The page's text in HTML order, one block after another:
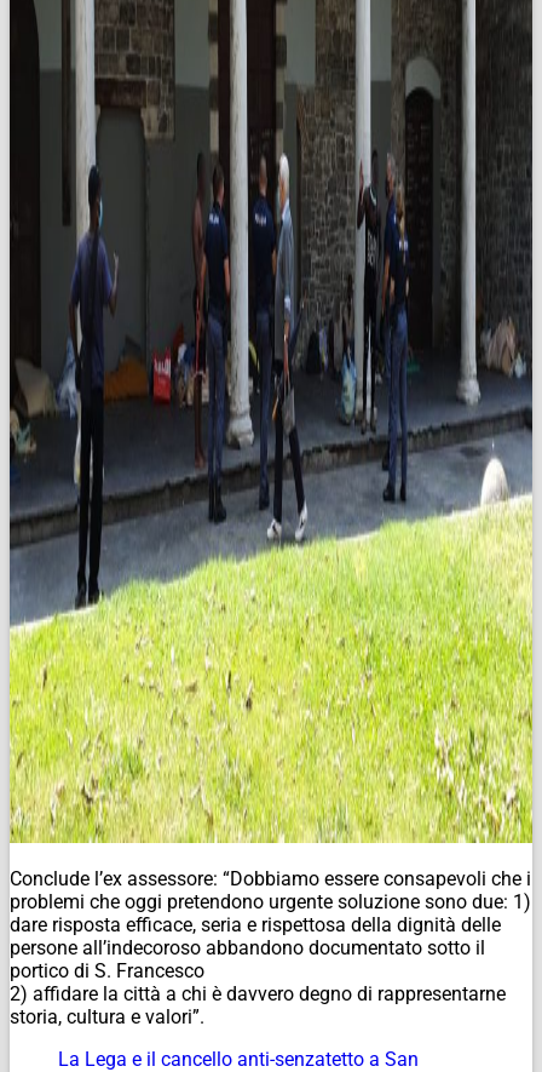
Conclude l’ex assessore: “Dobbiamo essere consapevoli che i
problemi che oggi pretendono urgente soluzione sono due: 1)
dare risposta efficace, seria e rispettosa della dignità delle
persone all’indecoroso abbandono documentato sotto il
portico di S. Francesco
2) affidare la città a chi è davvero degno di rappresentarne
storia, cultura e valori”.
La Lega e il cancello anti-senzatetto a San